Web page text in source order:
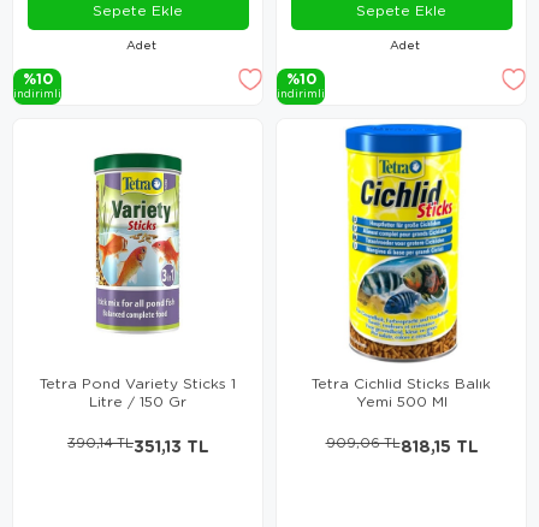
Adet
Sepete Ekle
%10
i̇ndi̇ri̇mli̇
Adet
Sepete Ekle
%10
i̇ndi̇ri̇mli̇
Tetra Pond Variety Sticks 1
Litre / 150 Gr
351,13 TL
390,14 TL
Tetra Cichlid Sticks Balık
Yemi 500 Ml
818,15 TL
909,06 TL